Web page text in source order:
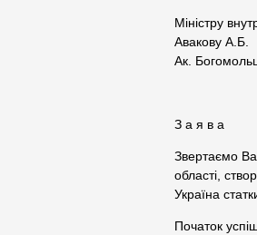
Міністру
Авакову А.Б.
Ак.
З а я в а
Звертаємо
області,
Україна
Початок